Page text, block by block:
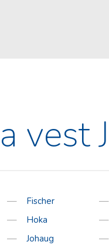
vest
Fischer
Hoka
Johaug
L
P